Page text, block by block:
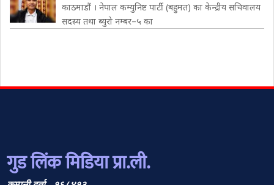
काठमाडौं । नेपाल कम्युनिष्ट पार्टी (बहुमत) का केन्द्रीय सचिवालय
सदस्य तथा ब्युरो नम्बर–५ का
गुड लिंक मिडिया प्रा.ली.